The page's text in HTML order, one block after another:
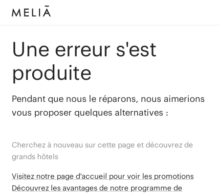
Une erreur s'est
produite
Pendant que nous le réparons, nous aimerions
vous proposer quelques alternatives :
Cherchez à nouveau sur cette page et découvrez de
grands hôtels
Visitez notre page d'accueil pour voir les promotions
Découvrez les avantages de notre programme de